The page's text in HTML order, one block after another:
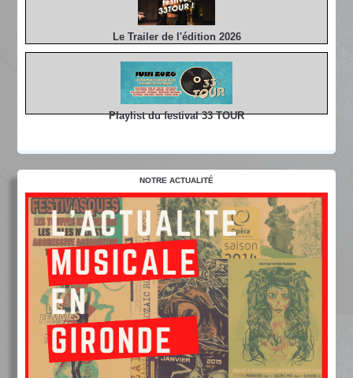
Le Trailer de l'édition 2026
Playlist du festival 33 TOUR
NOTRE ACTUALITÉ